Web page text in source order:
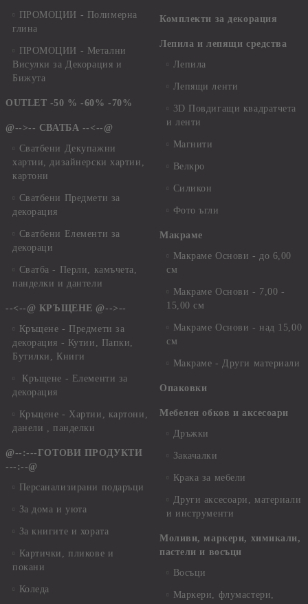
ПРОМОЦИИ - Полимерна
глина
ПРОМОЦИИ - Метални
Висулки за Декорация и
Бижута
OUTLET -50 % -60% -70%
@-->-- СВАТБА --<--@
Сватбени Декупажни
хартии, дизайнерски хартии,
картони
Сватбени Предмети за
декорация
Сватбени Елементи за
декораци
Сватба - Перли, камъчета,
панделки и дантели
--<--@ КРЪЩЕНЕ @-->--
Кръщене - Предмети за
декорация - Кутии, Папки,
Бутилки, Книги
Кръщене - Елементи за
декорация
Кръщене - Хартии, картони,
данели , панделки
@--:---ГОТОВИ ПРОДУКТИ
---:--@
Персанализирани подаръци
За дома и уюта
За книгите и хората
Картички, пликове и
покани
Коледа
Комплекти за декорация
Лепила и лепящи средства
Лепила
Лепящи ленти
3D Повдигащи квадратчета
и ленти
Магнити
Велкро
Силикон
Фото ъгли
Макраме
Макраме Основи - до 6,00
см
Макраме Основи - 7,00 -
15,00 см
Макраме Основи - над 15,00
см
Макраме - Други материали
Опаковки
Мебелен обков и аксесоари
Дръжки
Закачалки
Крака за мебели
Други аксесоари, материали
и инструменти
Моливи, маркери, химикали,
пастели и восъци
Восъци
Маркери, флумастери,